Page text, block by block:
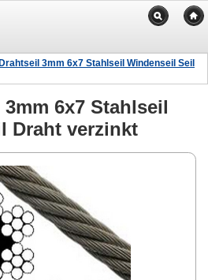
3mm 6x7 Stahlseil Windenseil Seil
6x7 Stahlseil
Draht verzinkt